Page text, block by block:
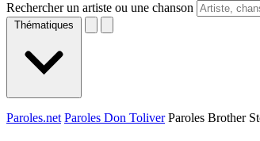
Rechercher un artiste ou une chanson
Thématiques
Paroles.net Paroles Don Toliver Paroles Brother